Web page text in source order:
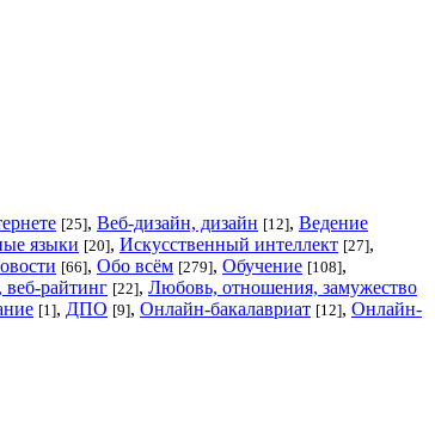
[25], Веб-дизайн, дизайн [12], Ведение
языки [20], Искусственный интеллект [27],
[66], Обо всём [279], Обучение [108],
веб-райтинг [22], Любовь, отношения, замужество
[1], ДПО [9], Онлайн-бакалавриат [12], Онлайн-